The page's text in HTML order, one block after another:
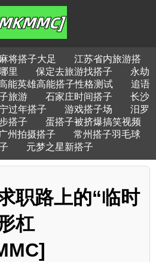
麻将搭子大足
江苏省内旅游搭
里 保定去旅游找搭子
永劫
能英雄高能搭子性格测试
追语
旅游 石家庄时间搭子
长沙
过年搭子 游戏搭子场
汨罗
搭子
蛋搭子被挤爆搞笑视频
广州拍摄搭子
常州搭子羽毛球
元梦之星新搭子
职路上的“临时
杠